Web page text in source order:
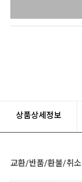
상품상세정보
교환/반품/환불/취소